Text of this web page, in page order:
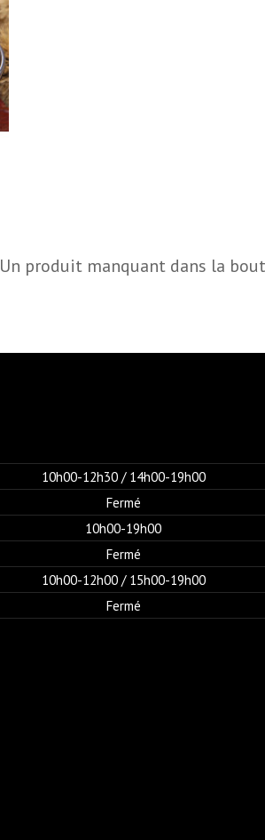
Un produit manquant dans la
10h00-12h30 / 14h00-19h00
Fermé
10h00-19h00
Fermé
10h00-12h00 / 15h00-19h00
Fermé